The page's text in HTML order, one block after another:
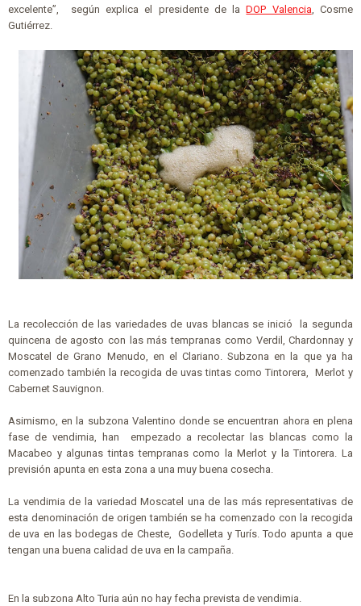
excelente”, según explica el presidente de laDOP Valencia , Cosme
Gutiérrez.
La recolección de las variedades de uvas blancas se inició la segunda
quincena de agosto con las más tempranas como Verdil, Chardonnay y
Moscatel de Grano Menudo, en el Clariano. Subzona en la que ya ha
comenzado también la recogida de uvas tintas como Tintorera, Merlot y
Cabernet Sauvignon.
Asimismo, en la subzona Valentino donde se encuentran ahora en plena
fase de vendimia, han empezado a recolectar las blancas como la
Macabeo y algunas tintas tempranas como la Merlot y la Tintorera. La
previsión apunta en esta zona a una muy buena cosecha.
La vendimia de la variedad Moscatel una de las más representativas de
esta denominación de origen también se ha comenzado con la recogida
de uva en las bodegas de Cheste, Godelleta y Turís. Todo apunta a que
tengan una buena calidad de uva en la campaña.
En la subzona Alto Turia aún no hay fecha prevista de vendimia.